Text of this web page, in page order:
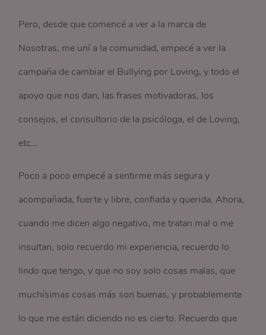
Pero, desde que comencé a ver a la marca de
Nosotras, me uní a la comunidad, empecé a ver la
campaña de cambiar el Bullying por Loving, y todo el
apoyo que nos dan, las frases motivadoras, los
consejos, el consultorio de la psicóloga, el de Loving,
etc...
Poco a poco empecé a sentirme más segura y
acompañada, fuerte y libre, confiada y querida. Ahora,
cuando me dicen algo negativo, me tratan mal o me
insultan, solo recuerdo mi experiencia, recuerdo lo
lindo que tengo, y que no soy solo cosas malas, que
muchísimas cosas más son buenas, y probablemente
lo que me están diciendo no es cierto. Recuerdo que